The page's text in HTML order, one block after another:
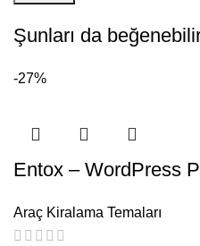
Şunları da
-27%
Entox – WordPress
Araç Kiralama Temaları